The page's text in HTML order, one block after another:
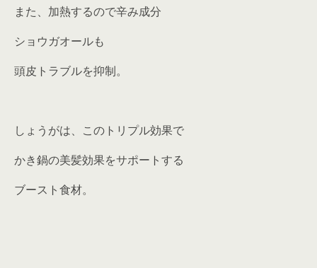
また、加熱するので辛み成分
ショウガオールも
頭皮トラブルを抑制。
しょうがは、このトリプル効果で
かき鍋の美髪効果をサポートする
ブースト食材。